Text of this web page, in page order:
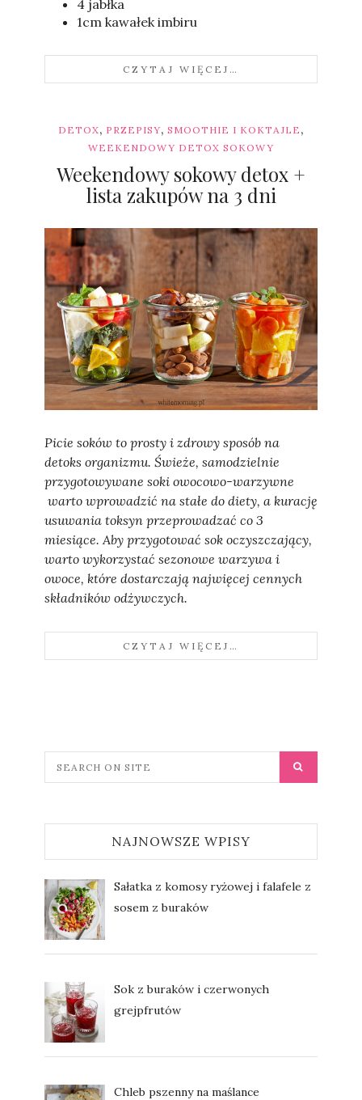
4 jabłka
1cm kawałek imbiru
CZYTAJ WIĘCEJ…
DETOX, PRZEPISY, SMOOTHIE I KOKTAJLE ,
WEEKENDOWY DETOX SOKOWY
Weekendowy sokowy detox +
lista zakupów na 3 dni
Sylwia
Picie soków to prosty i zdrowy sposób na
detoks organizmu. Świeże, samodzielnie
przygotowywane soki owocowo-warzywne
warto wprowadzić na stałe do diety, a kurację
usuwania toksyn przeprowadzać co 3
miesiące. Aby przygotować sok oczyszczający,
warto wykorzystać sezonowe warzywa i
owoce, które dostarczają najwięcej cennych
składników odżywczych.
CZYTAJ WIĘCEJ…
NAJNOWSZE WPISY
Sałatka z komosy ryżowej i falafele z
sosem z buraków
Sok z buraków i czerwonych
grejpfrutów
Chleb pszenny na maślance